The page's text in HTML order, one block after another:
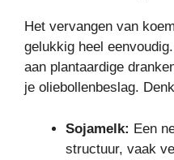
Het vervangen van
gelukkig heel
aan plantaardige
je oliebollenbeslag.
Sojamelk: Een
structuur, vaak